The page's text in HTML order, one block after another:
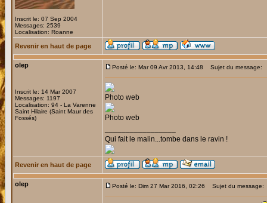
Inscrit le: 07 Sep 2004
Messages: 2539
Localisation: Roanne
Revenir en haut de page
olep
Inscrit le: 14 Mar 2007
Messages: 1197
Localisation: 94 - La Varenne
Saint Hilaire (Saint Maur des
Fossés)
Posté le: Mar 09 Avr 2013, 14:48 Sujet du message:
Photo web
Photo web
Qui fait le malin...tombe dans le ravin !
Revenir en haut de page
olep Posté le: Dim 27 Mar 2016, 02:26 Sujet du message: